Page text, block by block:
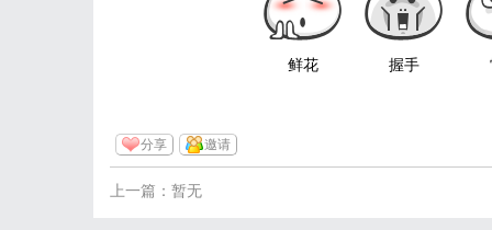
鲜花 握手
分享 邀请
上一篇：暂无